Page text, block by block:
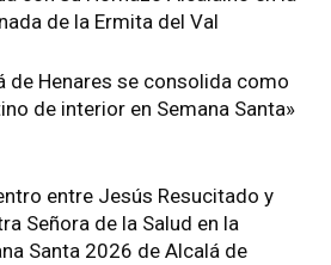
de la Ermita del Val
de Henares se consolida como
de interior en Semana Santa»
entre Jesús Resucitado y
Señora de la Salud en la
Santa 2026 de Alcalá de